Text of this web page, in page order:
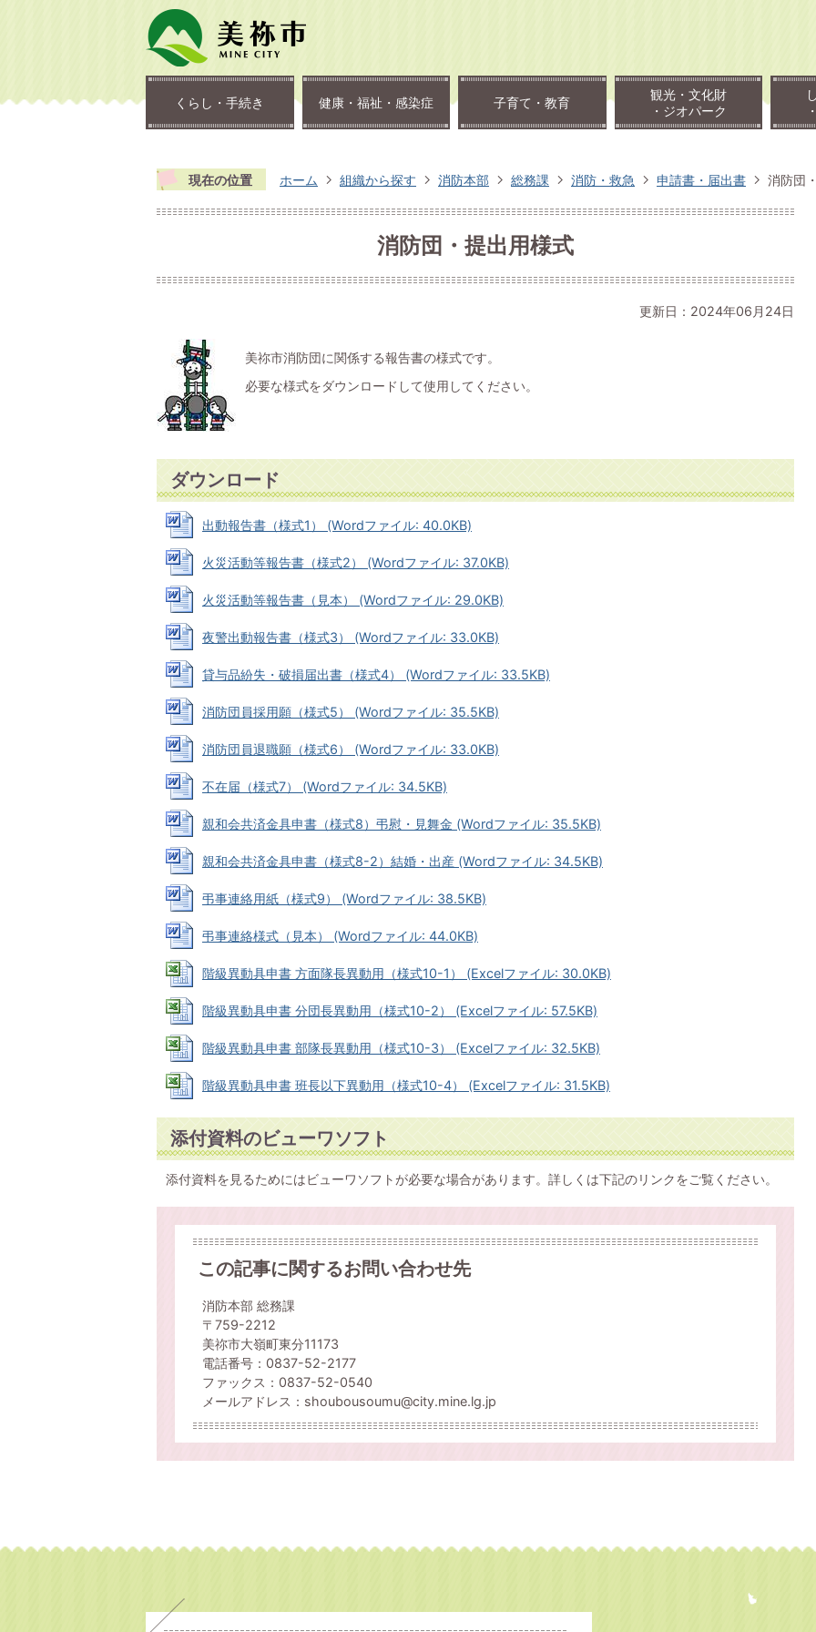
くらし・手続き 健康・福祉・感染症 子育て・教育
観光・文化財
・ジオパーク
現在の位置 ホーム 組織から探す 消防本部 総務課 消防・救急 申請書・届出書 消防団
消防団・提出用様式
更新日：2024年06月24日
美祢市消防団に関係する報告書の様式です。
必要な様式をダウンロードして使用してください。
ダウンロード
出動報告書（様式1） (Wordファイル: 40.0KB)
火災活動等報告書（様式2） (Wordファイル: 37.0KB)
火災活動等報告書（見本） (Wordファイル: 29.0KB)
夜警出動報告書（様式3） (Wordファイル: 33.0KB)
貸与品紛失・破損届出書（様式4） (Wordファイル: 33.5KB)
消防団員採用願（様式5） (Wordファイル: 35.5KB)
消防団員退職願（様式6） (Wordファイル: 33.0KB)
不在届（様式7） (Wordファイル: 34.5KB)
親和会共済金具申書（様式8）弔慰・見舞金 (Wordファイル: 35.5KB)
親和会共済金具申書（様式8-2）結婚・出産 (Wordファイル: 34.5KB)
弔事連絡用紙（様式9） (Wordファイル: 38.5KB)
弔事連絡様式（見本） (Wordファイル: 44.0KB)
階級異動具申書 方面隊長異動用（様式10-1） (Excelファイル: 30.0KB)
階級異動具申書 分団長異動用（様式10-2） (Excelファイル: 57.5KB)
階級異動具申書 部隊長異動用（様式10-3） (Excelファイル: 32.5KB)
階級異動具申書 班長以下異動用（様式10-4） (Excelファイル: 31.5KB)
添付資料のビューワソフト
添付資料を見るためにはビューワソフトが必要な場合があります。詳しくは下記のリンクをご覧ください。
この記事に関するお問い合わせ先
消防本部 総務課
〒759-2212
美祢市大嶺町東分11173
電話番号：0837-52-2177
ファックス：0837-52-0540
メールアドレス：shoubousoumu@city.mine.lg.jp